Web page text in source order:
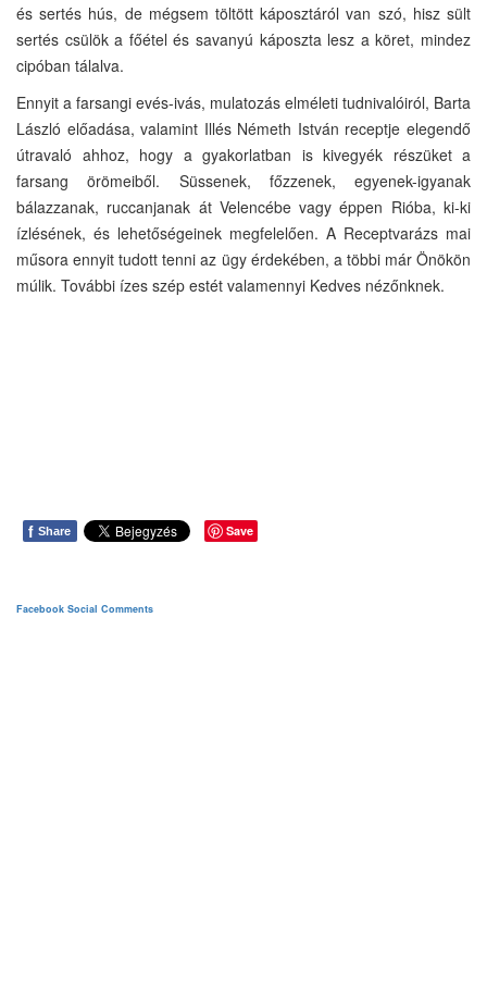
és sertés hús, de mégsem töltött káposztáról van szó, hisz sült
sertés csülök a főétel és savanyú káposzta lesz a köret, mindez
cipóban tálalva.
Ennyit a farsangi evés-ivás, mulatozás elméleti tudnivalóiról, Barta
László előadása, valamint Illés Németh István receptje elegendő
útravaló ahhoz, hogy a gyakorlatban is kivegyék részüket a
farsang örömeiből. Süssenek, főzzenek, egyenek-igyanak
bálazzanak, ruccanjanak át Velencébe vagy éppen Rióba, ki-ki
ízlésének, és lehetőségeinek megfelelően. A Receptvarázs mai
műsora ennyit tudott tenni az ügy érdekében, a többi már Önökön
múlik. További ízes szép estét valamennyi Kedves nézőnknek.
f Share Save
Facebook Social Comments